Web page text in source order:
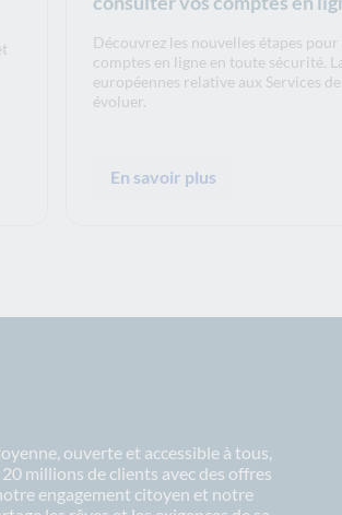
Découvrez les nouvelles étapes pour
comptes en ligne en toute sécurité.
européennes relative aux Services
évoluer.
En savoir plus
ouverte et accessible à tous,
millions de clients avec des offres
engagement citoyen et notre